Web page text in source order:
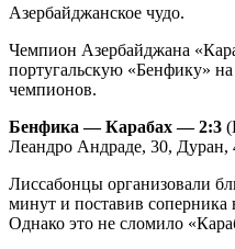
Азербайджанское чудо.
Чемпион Азербайджана
португальскую «Бенфику»
чемпионов.
Бенфика — Карабах — 2:3
Леандро Андраде, 30, Дуран,
Лиссабонцы организовали
минут и поставив соперника
Однако это не сломило